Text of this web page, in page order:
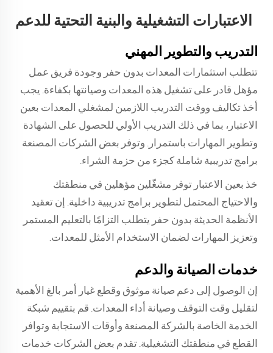
الاعتبارات التشغيلية والبنية التحتية للدعم
التدريب والتطوير المهني
تتطلب استثمارات المعدات بدون حفر وجودة فريق عمل
مؤهل قادر على تشغيل هذه المعدات وصيانتها بكفاءة. يجب
أخذ تكاليف ووقت التدريب اللازمين لمشغلي المعدات بعين
الاعتبار، بما في ذلك التدريب الأولي للحصول على الشهادة
وتطوير المهارات باستمرار. وتوفر بعض الشركات المصنعة
برامج تدريبية شاملة كجزء من حزمة الشراء.
خذ بعين الاعتبار توفر مشغّلين مؤهلين في منطقتك
والاحتياج المحتمل لتطوير برامج تدريبية داخلية. إن تعقيد
الأنظمة الحديثة بدون حفر يتطلب التزامًا بالتعليم المستمر
وتعزيز المهارات لضمان الاستخدام الأمثل للمعدات.
خدمات الصيانة والدعم
إن الوصول إلى دعم صيانة موثوق وقطع غيار أمر بالغ الأهمية
لتقليل وقت التوقف وصيانة أداء المعدات. قم بتقييم شبكة
الخدمة الخاصة بالشركة المصنعة وأوقات الاستجابة وتوافر
القطع في منطقتك التشغيلية. تقدم بعض الشركات خدمات